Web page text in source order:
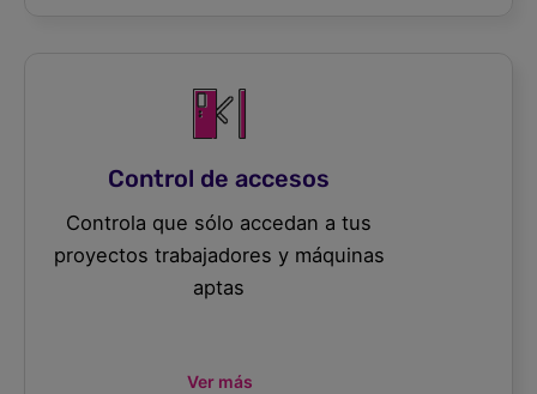
Control de accesos
Controla que sólo accedan a tus
proyectos trabajadores y máquinas
aptas
Ver más